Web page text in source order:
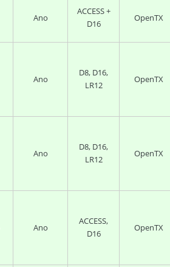
Ano
ACCESS +
D16
OpenTX
Ano
D8, D16,
LR12
OpenTX
Ano
D8, D16,
LR12
OpenTX
Ano
ACCESS,
D16
OpenTX